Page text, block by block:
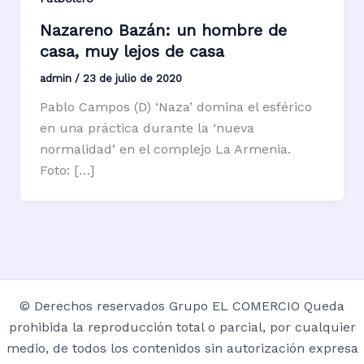
Nazareno Bazán: un hombre de
casa, muy lejos de casa
admin / 23 de julio de 2020
Pablo Campos (D) ‘Naza’ domina el esférico
en una práctica durante la ‘nueva
normalidad’ en el complejo La Armenia.
Foto: […]
© Derechos reservados Grupo EL COMERCIO Queda
prohibida la reproducción total o parcial, por cualquier
medio, de todos los contenidos sin autorización expresa